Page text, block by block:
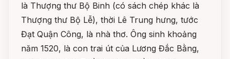
là Thượng thư Bộ Binh (có sách chép khác là
Thượng thư Bộ Lễ), thời Lê Trung hưng, tước
Đạt Quận Công, là nhà thơ. Ông sinh khoảng
năm 1520, là con trai út của Lương Đắc Bằng,